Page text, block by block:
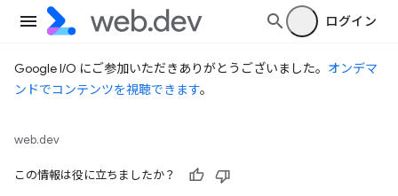
ログイン
Google I/O にご参加いただきありがとうございました。 オンデマ
ンドでコンテンツを視聴できます。
web.dev
この情報は役に立ちましたか？